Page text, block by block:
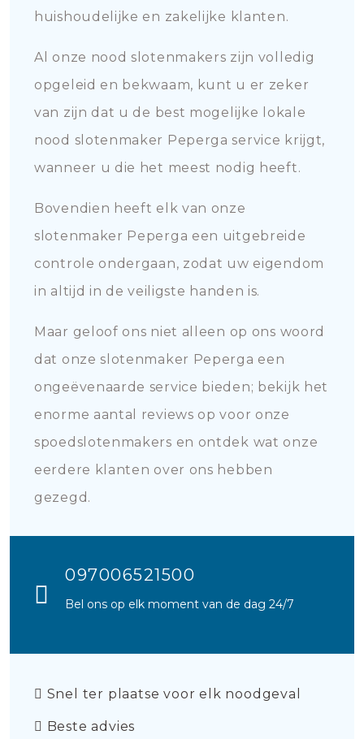
huishoudelijke en zakelijke klanten.
Al onze nood slotenmakers zijn volledig
opgeleid en bekwaam, kunt u er zeker
van zijn dat u de best mogelijke lokale
nood slotenmaker Peperga service krijgt,
wanneer u die het meest nodig heeft.
Bovendien heeft elk van onze
slotenmaker Peperga een uitgebreide
controle ondergaan, zodat uw eigendom
in altijd in de veiligste handen is.
Maar geloof ons niet alleen op ons woord
dat onze slotenmaker Peperga een
ongeëvenaarde service bieden; bekijk het
enorme aantal reviews op voor onze
spoedslotenmakers en ontdek wat onze
eerdere klanten over ons hebben
gezegd.
097006521500
Bel ons op elk moment van de dag 24/7
Snel ter plaatse voor elk noodgeval
Beste advies